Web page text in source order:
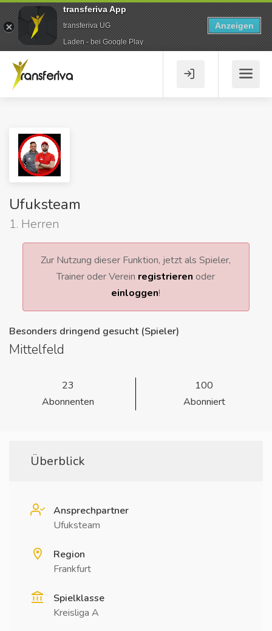
Ufuksteam
1. Herren
Zur Nutzung dieser Funktion, jetzt als Spieler,
Trainer oder Verein registrieren oder
einloggen!
Besonders dringend gesucht (Spieler)
Mittelfeld
23
Abonnenten
100
Abonniert
Überblick
Ansprechpartner
Ufuksteam
Region
Frankfurt
Spielklasse
Kreisliga A
transferiva App
transferiva UG
Laden - bei Google Play
Anzeigen